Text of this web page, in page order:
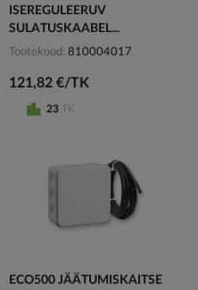
ISEREGULEERUV
SULATUSKAABEL...
Tootekood 810004017
121,82 €/TK
23 TK
ECO500 JÄÄTUMISKAITSE